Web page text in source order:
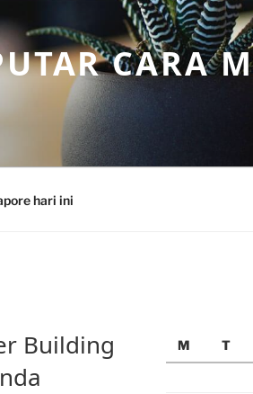
CARA
hari ini
Building
M
T